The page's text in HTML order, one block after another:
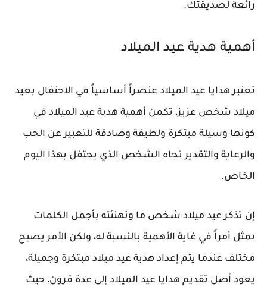
رائعة لصديقتك.
أهمية هدية عيد الميلاد
تعتبر هدايا عيد الميلاد عنصراً أساسياً في الاحتفال بعيد
ميلاد شخص عزيز، تكمن أهمية هدية عيد الميلاد في
كونها وسيلة مبتكرة ولطيفة وصادقة للتعبير عن الحب
والرعاية والتقدير تجاه الشخص الذي يحتفل بهذا اليوم
الخاص.
إن تذكر عيد ميلاد شخص ما وتهنئته بأجمل الكلمات
يمثل أمراً في غاية الأهمية بالنسبة له، ولكن الأمر يصبح
مختلف عندما يتم إعداد هدية عيد ميلاد مبتكرة وجميلة،
يعود أصل تقديم هدايا عيد الميلاد إلى عدة قرون، حيث